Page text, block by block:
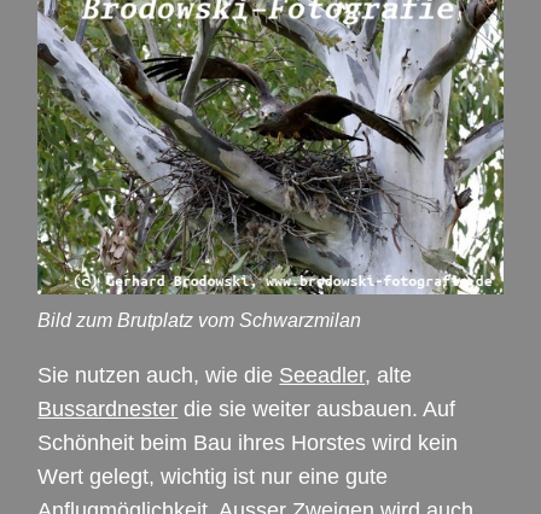
Bild zum Brutplatz vom Schwarzmilan
Sie nutzen auch, wie die Seeadler, alte
Bussardnester die sie weiter ausbauen. Auf
Schönheit beim Bau ihres Horstes wird kein
Wert gelegt, wichtig ist nur eine gute